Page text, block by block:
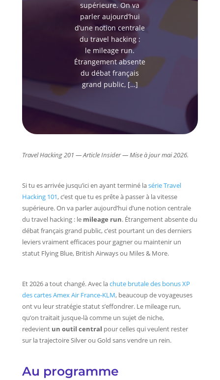
supérieure. On va
parler aujourd’hui
d’une notion centrale
du travel hacking :
le mileage run.
Étrangement absente
du débat français
grand public, […]
Travel Hacking 201 — Article Insider — Mise à jour mai 2026.
Si tu es arrivée jusqu’ici en ayant terminé lasérie Travel
Hacking 101, c’est que tu es prête à passer à la vitesse
supérieure. On va parler aujourd’hui d’une notion centrale
du travel hacking : le mileage run. Étrangement absente du
débat français grand public, c’est pourtant un des derniers
leviers vraiment efficaces pour gagner ou maintenir un
statut Flying Blue, British Airways ou Miles & More.
Et 2026 a tout changé. Avec lachute brutale des bonus XP
des cartes Amex Air France-KLM, beaucoup de voyageuses
ont vu leur stratégie statut s’effondrer. Le mileage run,
qu’on traitait jusque-là comme un sujet de niche,
redevient un outil central pour celles qui veulent rester
sur la trajectoire Silver ou Gold sans vendre un rein.
Au programme